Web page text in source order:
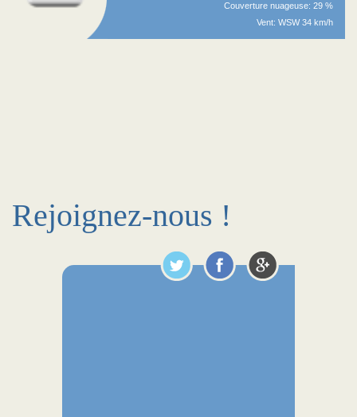
Couverture nuageuse: 29 %
Vent: WSW 34 km/h
Rejoignez-nous !